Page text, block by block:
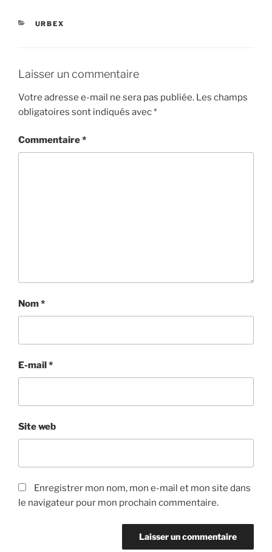
CATÉGORIES
URBEX
Laisser un commentaire
Votre adresse e-mail ne sera pas publiée. Les champs
obligatoires sont indiqués avec*
Commentaire*
Nom*
E-mail*
Site web
Enregistrer mon nom, mon e-mail et mon site dans
le navigateur pour mon prochain commentaire.